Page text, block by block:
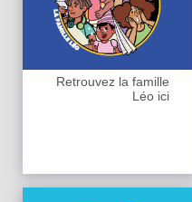
Retrouvez la famille
Léo ici